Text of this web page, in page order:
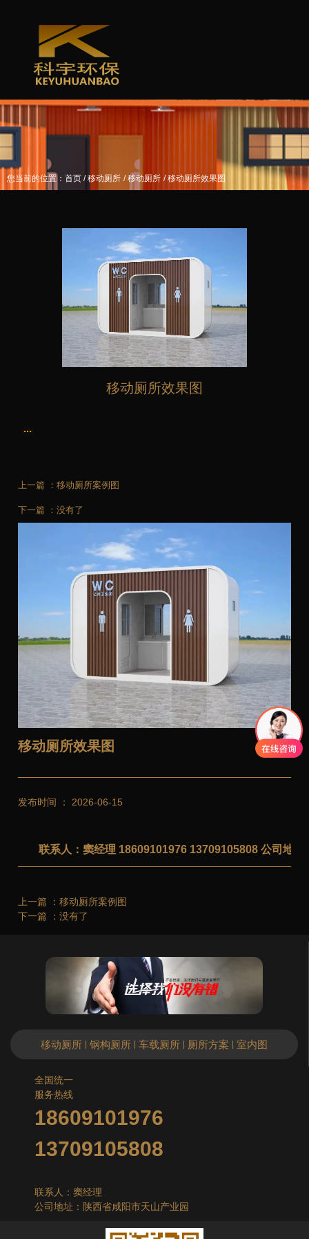
您当前的位置：首页 /移动厕所 /移动厕所 /移动厕所效果图
移动厕所效果图
...
上一篇 ： 移动厕所案例图
下一篇 ： 没有了
移动厕所效果图
发布时间 ： 2026-06-15
联系人：窦经理 18609101976 13709105808 公司地
上一篇 ： 移动厕所案例图
下一篇 ： 没有了
移动厕所 钢构厕所 车载厕所 厕所方案 室内图
全国统一
服务热线
18609101976
13709105808
联系人：窦经理
公司地址：陕西省咸阳市天山产业园